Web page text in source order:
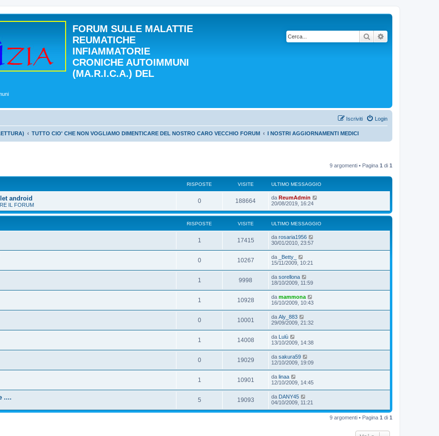
FORUM SULLE MALATTIE
REUMATICHE
INFIAMMATORIE
CRONICHE AUTOIMMUNI
(MA.R.I.C.A.) DEL
Cerca
Login
Iscriviti
TUTTO CIO' CHE NON VOGLIAMO DIMENTICARE DEL NOSTRO CARO VECCHIO FORUM I NOSTRI AGGIORNAMENTI MEDICI
9 argomenti • Pagina 1 di 1
RISPOSTE VISITE ULTIMO MESSAGGIO
android
IL FORUM
0 188664 da ReumAdmin
20/08/2019, 16:24
RISPOSTE VISITE ULTIMO MESSAGGIO
1 17415 da rosaria1956
30/01/2010, 23:57
0 10267 da
_Betty_
15/11/2009, 10:21
1 9998 da sorellona
18/10/2009, 11:59
1 10928 da mammona
16/10/2009, 10:43
0 10001 da Aly_883
29/09/2009, 21:32
1 14008 da Lulù
13/10/2009, 14:38
0 19029 da sakura59
12/10/2009, 19:09
1 10901 da linaa
12/10/2009, 14:45
.... 5 19093 da DANY45
04/10/2009, 11:21
9 argomenti • Pagina 1 di 1